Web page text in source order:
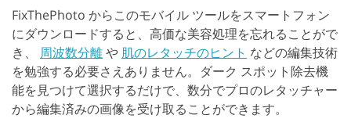
FixThePhoto からこのモバイル ツールをスマートフォン
にダウンロードすると、高価な美容処理を忘れることがで
き、 周波数分離や 肌のレタッチのヒント などの編集技術
を勉強する必要さえありません。ダーク スポット除去機
能を見つけて選択するだけで、数分でプロのレタッチャー
から編集済みの画像を受け取ることができます。